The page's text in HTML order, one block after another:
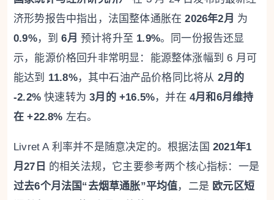
济形势报告中指出，法国整体通胀在2026年2月 为
0.9%，到6月 预计将升至 1.9%。同一份报告还显
示，能源价格回升非常明显：能源整体涨幅到 6 月可
能达到 11.8%，其中石油产品价格同比将从 2月的
-2.2% 快速转为3月的 +16.5%，并在4月和6月维持
在 +22.8% 左右。
Livret A 利率并不是随意决定的。根据法国 2021年1
月27日 的相关法规，它主要参考两个核心指标：一是
过去6个月法国“去烟草通胀”平均值，二是 欧元区短